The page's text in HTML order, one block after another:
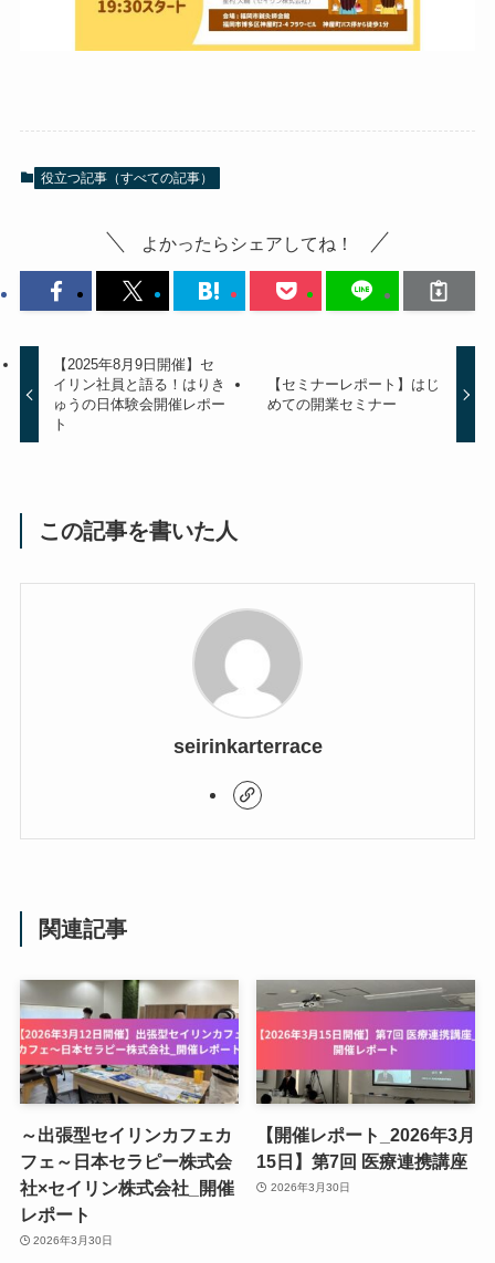
役立つ記事（すべての記事）
よかったらシェアしてね！
【2025年8月9日開催】セ
イリン社員と語る！はりき
ゅうの日体験会開催レポー
ト
【セミナーレポート】はじ
めての開業セミナー
この記事を書いた人
seirinkarterrace
関連記事
～出張型セイリンカフェカ
フェ～日本セラピー株式会
社×セイリン株式会社_開催
レポート
2026年3月30日
【開催レポート_2026年3月
15日】第7回 医療連携講座
2026年3月30日